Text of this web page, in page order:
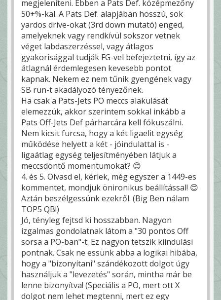
megjeleníteni. Ebben a Pats Def. középmezőny
50+%-kal. A Pats Def. alapjában hosszú, sok
yardos drive-okat (3rd down mutató) enged,
amelyeknek vagy rendkívül sokszor vetnek
véget labdaszerzéssel, vagy átlagos
gyakorisággal tudják FG-vel befejeztetni, így az
átlagnál érdemlegesen kevesebb pontot
kapnak. Nekem ez nem tűnik gyengének vagy
SB run-t akadályozó tényezőnek.
Ha csak a Pats-Jets PO meccs alakulását
elemezzük, akkor szerintem sokkal inkább a
Pats Off-Jets Def párharcára kell fókuszálni.
Nem kicsit furcsa, hogy a két ligaelit egység
működése helyett a két - jóindulattal is -
ligaátlag egység teljesítményében látjuk a
meccsdöntő momentumokat? 😊
4. és 5. Olvasd el, kérlek, még egyszer a 1449-es
kommentet, mondjuk önironikus beállítással! 😊
Aztán beszélgessünk ezekről. (Big Ben nálam
TOP5 QB!)
Jó, tényleg fejtsd ki hosszabban. Nagyon
izgalmas gondolatnak látom a "30 pontos Off
sorsa a PO-ban"-t. Ez nagyon tetszik kiindulási
pontnak. Csak ne essünk abba a logikai hibába,
hogy a "bizonyítani" szándékozott dolgot úgy
használjuk a "levezetés" során, mintha már be
lenne bizonyítva! (Speciális a PO, mert ott X
dolgot nem lehet megtenni, mert ez egy